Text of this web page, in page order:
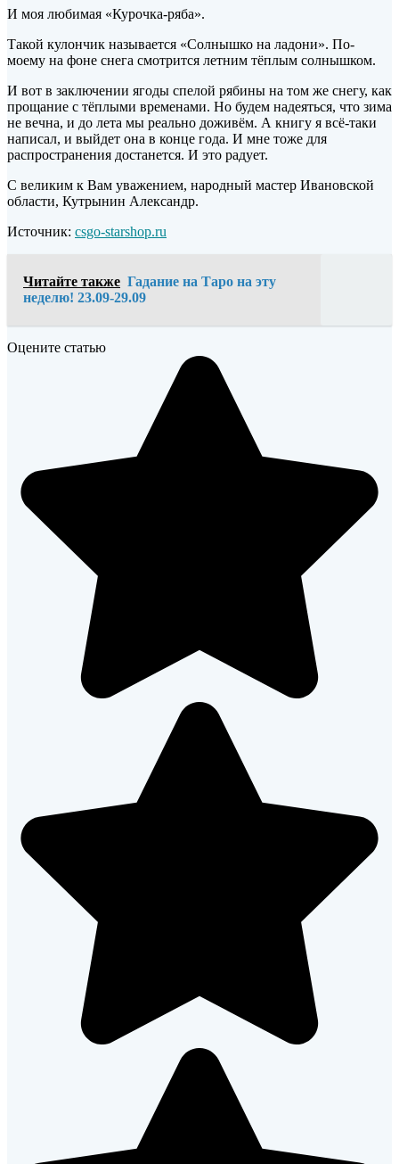
И моя любимая «Курочка-ряба».
Такой кулончик называется «Солнышко на ладони». По-
моему на фоне снега смотрится летним тёплым солнышком.
И вот в заключении ягоды спелой рябины на том же снегу, как
прощание с тёплыми временами. Но будем надеяться, что зима
не вечна, и до лета мы реально доживём. А книгу я всё-таки
написал, и выйдет она в конце года. И мне тоже для
распространения достанется. И это радует.
С великим к Вам уважением, народный мастер Ивановской
области, Кутрынин Александр.
Источник: csgo-starshop.ru
Читайте также Гадание на Таро на эту
неделю! 23.09-29.09
Оцените статью